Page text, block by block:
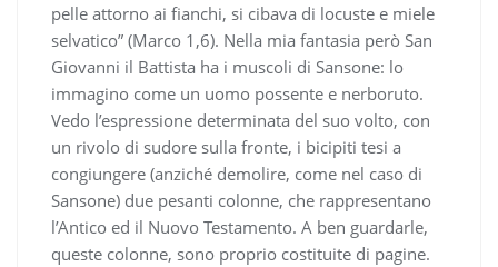
pelle attorno ai fianchi, si cibava di locuste e miele
selvatico” (Marco 1,6). Nella mia fantasia però San
Giovanni il Battista ha i muscoli di Sansone: lo
immagino come un uomo possente e nerboruto.
Vedo l’espressione determinata del suo volto, con
un rivolo di sudore sulla fronte, i bicipiti tesi a
congiungere (anziché demolire, come nel caso di
Sansone) due pesanti colonne, che rappresentano
l’Antico ed il Nuovo Testamento. A ben guardarle,
queste colonne, sono proprio costituite di pagine.